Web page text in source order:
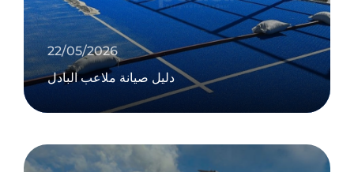
22/05/2026
دليل صيانة ملاعب البادل